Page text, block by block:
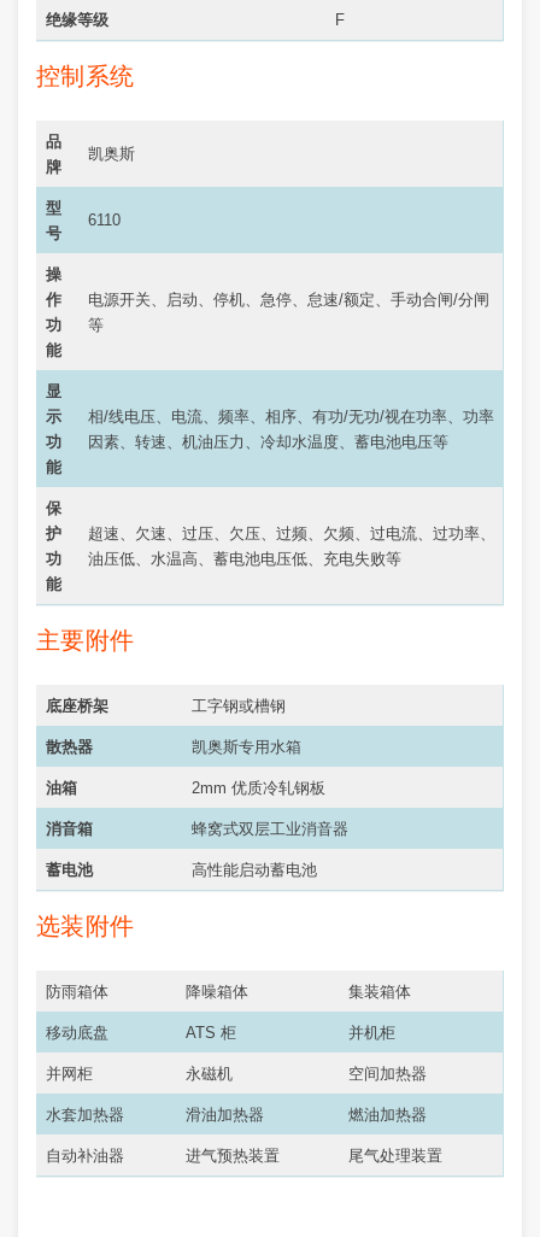
绝缘等级 F
控制系统
品
牌
凯奥斯
型
号
6110
操
作
功
能
电源开关、启动、停机、急停、怠速/额定、手动合闸/分闸
等
显
示
功
能
相/线电压、电流、频率、相序、有功/无功/视在功率、功率
因素、转速、机油压力、冷却水温度、蓄电池电压等
保
护
功
能
超速、欠速、过压、欠压、过频、欠频、过电流、过功率、
油压低、水温高、蓄电池电压低、充电失败等
主要附件
底座桥架 工字钢或槽钢
散热器 凯奥斯专用水箱
油箱 2mm 优质冷轧钢板
消音箱 蜂窝式双层工业消音器
蓄电池 高性能启动蓄电池
选装附件
防雨箱体 降噪箱体 集装箱体
移动底盘 ATS 柜 并机柜
并网柜 永磁机 空间加热器
水套加热器 滑油加热器 燃油加热器
自动补油器 进气预热装置 尾气处理装置